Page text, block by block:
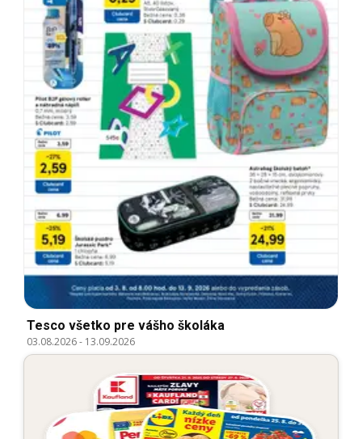
Tesco všetko pre vášho školáka
03.08.2026- 13.09.2026